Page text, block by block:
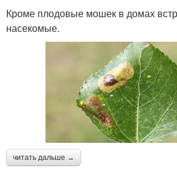
Кроме плодовые мошек в домах
насекомые.
читать дальше →